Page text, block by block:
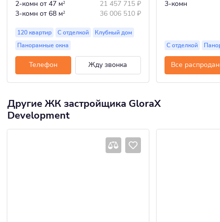
2-комн от 47 м2 21 457 715 ₽
3-комн от 68 м2 36 006 510 ₽
120 квартир С отделкой
Клубный дом
Панорамные окна
Телефон Жду звонка
3-комн
С отделкой
Все
Другие ЖК застройщика GloraX
Development